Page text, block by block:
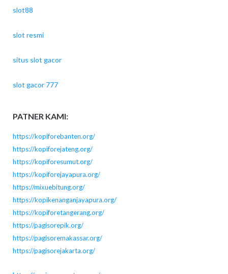
slot88
slot resmi
situs slot gacor
slot gacor 777
PATNER KAMI:
https://kopiforebanten.org/
https://kopiforejateng.org/
https://kopiforesumut.org/
https://kopiforejayapura.org/
https://mixuebitung.org/
https://kopikenanganjayapura.org/
https://kopiforetangerang.org/
https://pagisorepik.org/
https://pagisoremakassar.org/
https://pagisorejakarta.org/